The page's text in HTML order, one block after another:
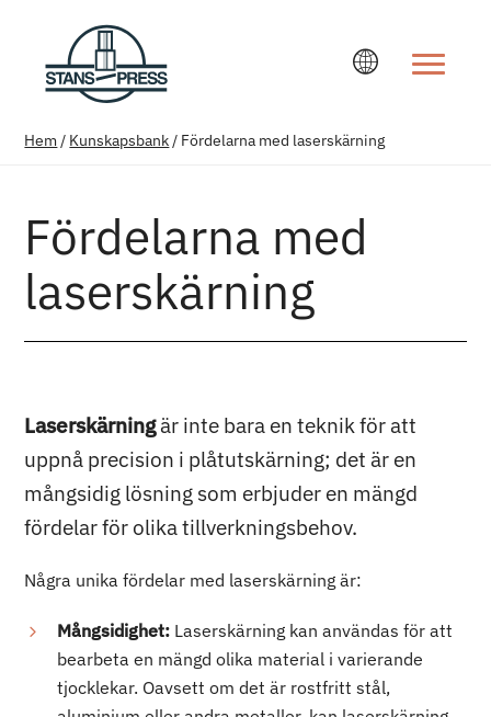
Hem/ Kunskapsbank/ Fördelarna med laserskärning
Fördelarna med
laserskärning
Laserskärningär inte bara en teknik för att
uppnå precision i plåtutskärning; det är en
mångsidig lösning som erbjuder en mängd
fördelar för olika tillverkningsbehov.
Några unika fördelar med laserskärning är:
Mångsidighet: Laserskärning kan användas för att
bearbeta en mängd olika material i varierande
tjocklekar. Oavsett om det är rostfritt stål,